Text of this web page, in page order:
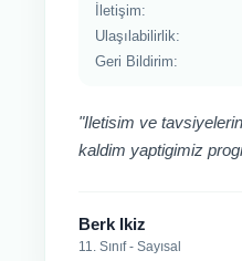
İletişim:
Ulaşılabilirlik:
Geri Bildirim:
"Iletisim ve
kaldim yaptigimiz
Berk Ikiz
11. Sınıf - Sayısal